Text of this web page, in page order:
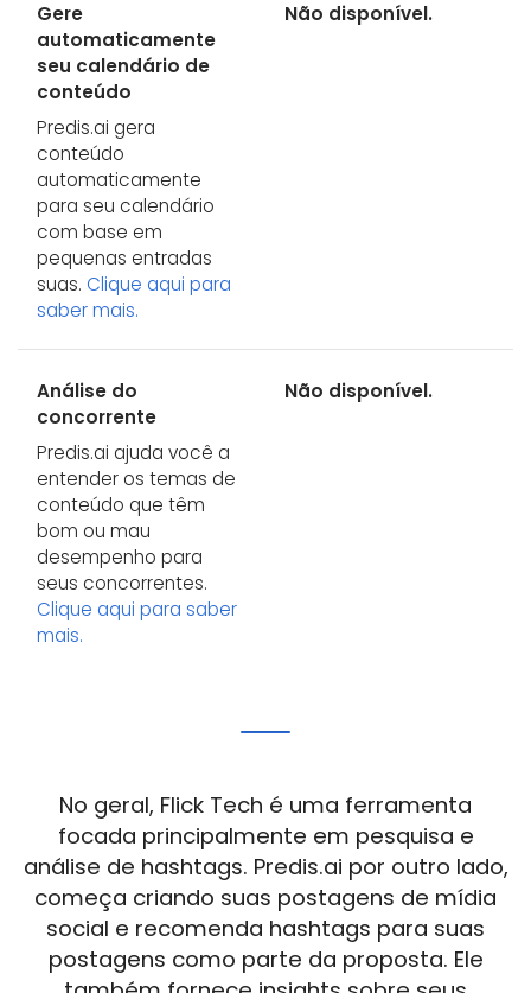
Gere
automaticamente
seu calendário de
conteúdo
Predis.ai gera
conteúdo
automaticamente
para seu calendário
com base em
pequenas entradas
suas. Clique aqui para
saber mais.
Não disponível.
Análise do
concorrente
Predis.ai ajuda você a
entender os temas de
conteúdo que têm
bom ou mau
desempenho para
seus concorrentes.
Clique aqui para saber
mais.
Não disponível.
No geral, Flick Tech é uma ferramenta
focada principalmente em pesquisa e
análise de hashtags. Predis.ai por outro lado,
começa criando suas postagens de mídia
social e recomenda hashtags para suas
postagens como parte da proposta. Ele